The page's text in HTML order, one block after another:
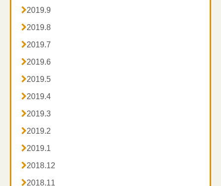
2019.9
2019.8
2019.7
2019.6
2019.5
2019.4
2019.3
2019.2
2019.1
2018.12
2018.11